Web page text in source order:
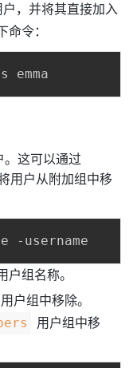
户，并将其直接加入
令：
这可以通过
用户从附加组中移
组名称。
户组中移除。
用户组中移